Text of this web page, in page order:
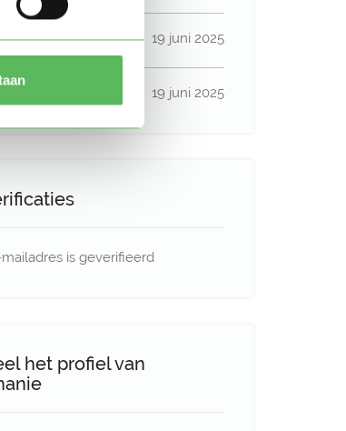
sinds 19 juni 2025
19 juni 2025
mailadres is geverifieerd
het profiel van